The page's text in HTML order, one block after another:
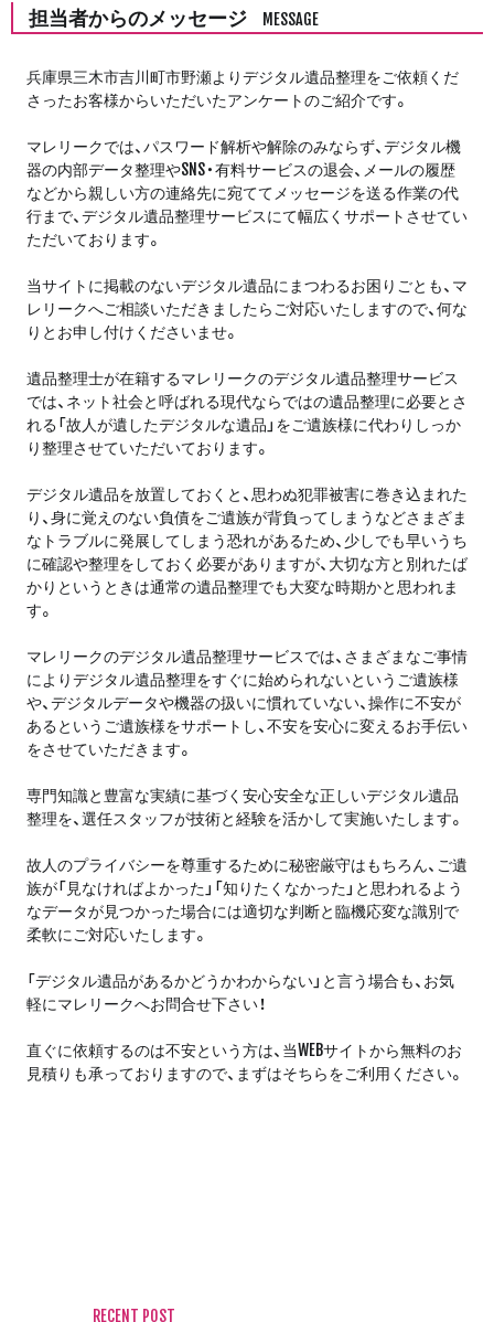
担当者からのメッセージ MESSAGE
兵庫県三木市吉川町市野瀬よりデジタル遺品整理をご依頼くだ
さったお客様からいただいたアンケートのご紹介です。
マレリークでは、パスワード解析や解除のみならず、デジタル機
器の内部データ整理やSNS・有料サービスの退会、メールの履歴
などから親しい方の連絡先に宛ててメッセージを送る作業の代
行まで、デジタル遺品整理サービスにて幅広くサポートさせてい
ただいております。
当サイトに掲載のないデジタル遺品にまつわるお困りごとも、マ
レリークへご相談いただきましたらご対応いたしますので、何な
りとお申し付けくださいませ。
遺品整理士が在籍するマレリークのデジタル遺品整理サービス
では、ネット社会と呼ばれる現代ならではの遺品整理に必要とさ
れる「故人が遺したデジタルな遺品」をご遺族様に代わりしっか
り整理させていただいております。
デジタル遺品を放置しておくと、思わぬ犯罪被害に巻き込まれた
り、身に覚えのない負債をご遺族が背負ってしまうなどさまざま
なトラブルに発展してしまう恐れがあるため、少しでも早いうち
に確認や整理をしておく必要がありますが、大切な方と別れたば
かりというときは通常の遺品整理でも大変な時期かと思われま
す。
マレリークのデジタル遺品整理サービスでは、さまざまなご事情
によりデジタル遺品整理をすぐに始められないというご遺族様
や、デジタルデータや機器の扱いに慣れていない、操作に不安が
あるというご遺族様をサポートし、不安を安心に変えるお手伝い
をさせていただきます。
専門知識と豊富な実績に基づく安心安全な正しいデジタル遺品
整理を、選任スタッフが技術と経験を活かして実施いたします。
故人のプライバシーを尊重するために秘密厳守はもちろん、ご遺
族が「見なければよかった」「知りたくなかった」と思われるよう
なデータが見つかった場合には適切な判断と臨機応変な識別で
柔軟にご対応いたします。
「デジタル遺品があるかどうかわからない」と言う場合も、お気
軽にマレリークへお問合せ下さい！
直ぐに依頼するのは不安という方は、当WEBサイトから無料のお
見積りも承っておりますので、まずはそちらをご利用ください。
RECENT POST